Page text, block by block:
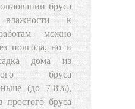
бруса
влажности к
можно
полгода, но и
дома из
бруса
(до 7-8%),
бруса